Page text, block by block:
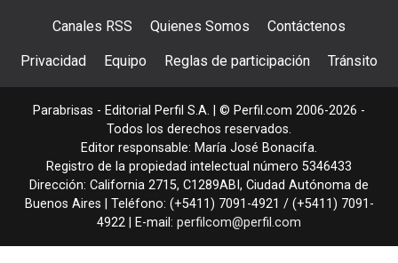
Canales RSS Quienes Somos Contáctenos
Privacidad Equipo Reglas de participación Tránsito
Parabrisas - Editorial Perfil S.A. | © Perfil.com 2006-2026 -
Todos los derechos reservados.
Editor responsable: María José Bonacifa.
Registro de la propiedad intelectual número 5346433
Dirección: California 2715, C1289ABI , Ciudad Autónoma de
Buenos Aires | Teléfono: (+5411) 7091-4921 / (+5411) 7091-
4922 | E-mail: perfilcom@perfil.com